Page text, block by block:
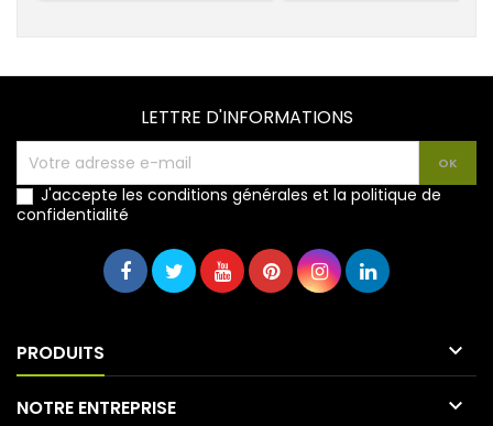
LETTRE D'INFORMATIONS
J'accepte les conditions générales et la politique de
confidentialité
PRODUITS 
NOTRE ENTREPRISE 